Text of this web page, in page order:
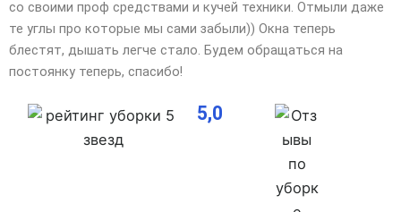
со своими проф средствами и кучей техники. Отмыли даже
те углы про которые мы сами забыли)) Окна теперь
блестят, дышать легче стало. Будем обращаться на
постоянку теперь, спасибо!
5,0